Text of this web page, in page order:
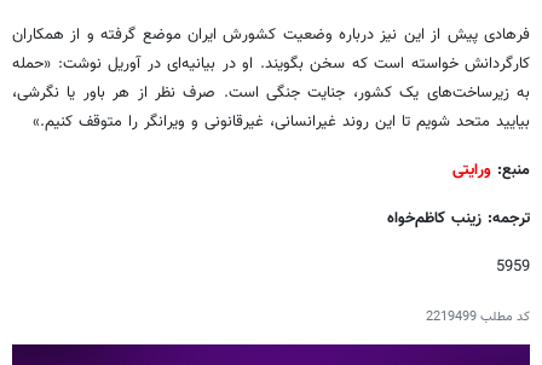
فرهادی پیش از این نیز درباره وضعیت کشورش ایران موضع گرفته و از همکاران
کارگردانش خواسته است که سخن بگویند. او در بیانیه‌ای در آوریل نوشت: «حمله
به زیرساخت‌های یک کشور، جنایت جنگی است. صرف نظر از هر باور یا نگرشی،
بیایید متحد شویم تا این روند غیرانسانی، غیرقانونی و ویرانگر را متوقف کنیم.»
منبع: ورایتی
ترجمه: زینب کاظم‌خواه
5959
کد مطلب2219499